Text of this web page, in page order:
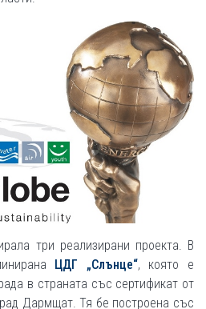
три реализирани проекта. В
ЦДГ „Слънце“, която е
в страната със сертификат от
Дармщат. Тя бе построена със